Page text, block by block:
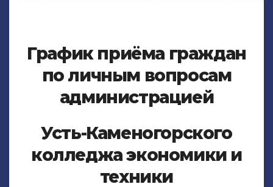
График приёма граждан
по личным вопросам
администрацией
Усть-Каменогорского
колледжа экономики и
техники